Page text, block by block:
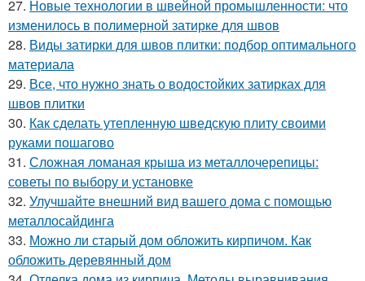
27. Новые технологии в швейной промышленности: что
изменилось в полимерной затирке для швов
28. Виды затирки для швов плитки: подбор оптимального
материала
29. Все, что нужно знать о водостойких затирках для
швов плитки
30. Как сделать утепленную шведскую плиту своими
руками пошагово
31. Сложная ломаная крыша из металлочерепицы:
советы по выбору и установке
32. Улучшайте внешний вид вашего дома с помощью
металлосайдинга
33. Можно ли старый дом обложить кирпичом. Как
обложить деревянный дом